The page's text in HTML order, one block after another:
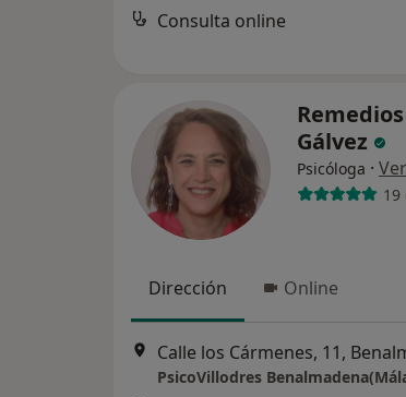
Consulta online
Gálvez
Psicóloga ·
19
Dirección Online
PsicoVillodres